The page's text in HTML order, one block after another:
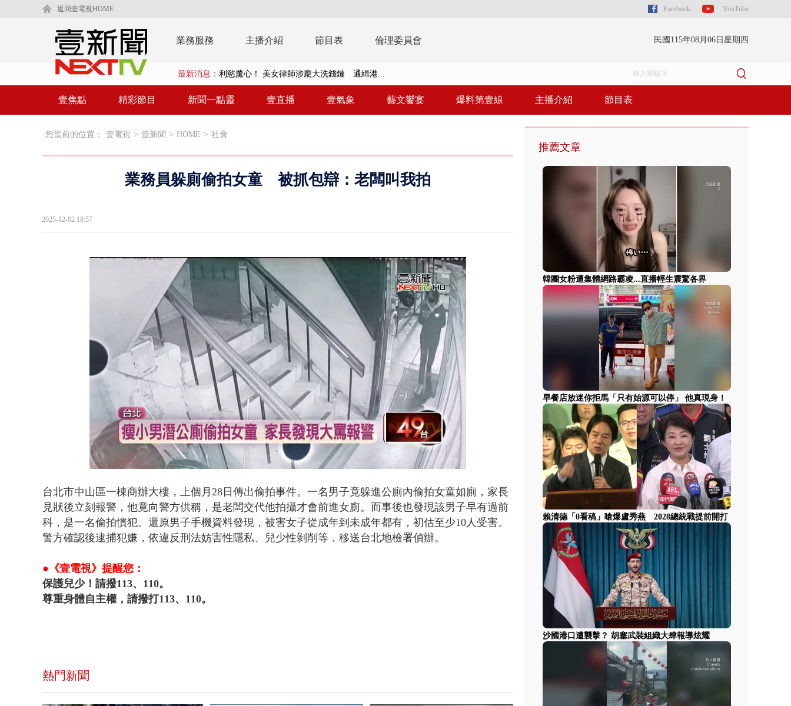
返回壹電視HOME Facebook YouTube
業務服務 主播介紹 節目表 倫理委員會 民國115年08月06日星期四
最新消息： 利慾薰心！ 美女律師涉龐大洗錢鏈 通緝港...
早餐店放迷你拒馬「只有始源可以停」 他真...
貨車鬼切釀禍 砂石車為閃避悚撞4車釀3傷
白海豚逼近...北市「颱風整備假」？ 蔣萬安...
壹焦點 精彩節目 新聞一點靈 壹直播 壹氣象 藝文饗宴 爆料第壹線 主播介紹 節目表
您當前的位置： 壹電視 > 壹新聞 > HOME > 社會
業務員躲廁偷拍女童 被抓包辯：老闆叫我拍
2025-12-02 18:57
Unmute Loaded
38.92%
台北市中山區一棟商辦大樓，上個月28日傳出偷拍事件。一名男子竟躲進公廁內偷拍女童如廁，家長
見狀後立刻報警，他竟向警方供稱，是老闆交代他拍攝才會前進女廁。而事後也發現該男子早有過前
科，是一名偷拍慣犯。還原男子手機資料發現，被害女子從成年到未成年都有，初估至少10人受害。
警方確認後逮捕犯嫌， 依違反刑法妨害性隱私、兒少性剝削等，移送台北地檢署偵辦。
●《壹電視》提醒您：
保護兒少！請撥113、110。
尊重身體自主權，請撥打113、110。
熱門新聞
推薦文章
韓團女粉遭集體網路霸凌...直播輕生震驚各界
早餐店放迷你拒馬「只有始源可以停」 他真現身！
賴清德「0看稿」嗆爆盧秀燕 2028總統戰提前開打
沙國港口遭襲擊？ 胡塞武裝組織大肆報導炫耀